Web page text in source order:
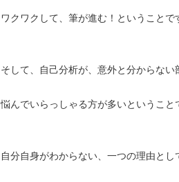
ワクワクして、筆が進む！ということで
そして、自己分析が、意外と分からない
悩んでいらっしゃる方が多いということ
自分自身がわからない、一つの理由とし